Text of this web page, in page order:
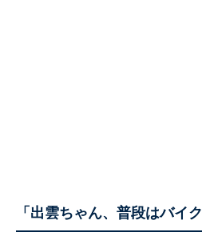
「出雲ちゃん、普段はバイ